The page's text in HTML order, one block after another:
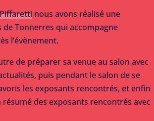
nous avons réalisé une
de Tonnerres qui accompagne
l’évènement.
de préparer sa venue au salon avec
puis pendant le salon de se
les exposants rencontrés, et enfin
des exposants rencontrés avec